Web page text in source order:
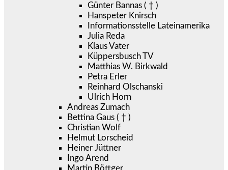
Günter Bannas ( † )
Hanspeter Knirsch
Informationsstelle Lateinamerika
Julia Reda
Klaus Vater
Küppersbusch TV
Matthias W. Birkwald
Petra Erler
Reinhard Olschanski
Ulrich Horn
Andreas Zumach
Bettina Gaus ( † )
Christian Wolf
Helmut Lorscheid
Heiner Jüttner
Ingo Arend
Martin Böttger